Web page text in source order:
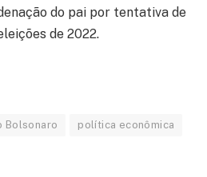
do pai por tentativa de
de 2022.
Bolsonaro política econômica